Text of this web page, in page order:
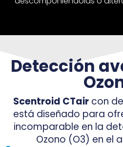
Detección
Scentroid CTair con
está diseñado para
incomparable en la
Ozono (O3) en el